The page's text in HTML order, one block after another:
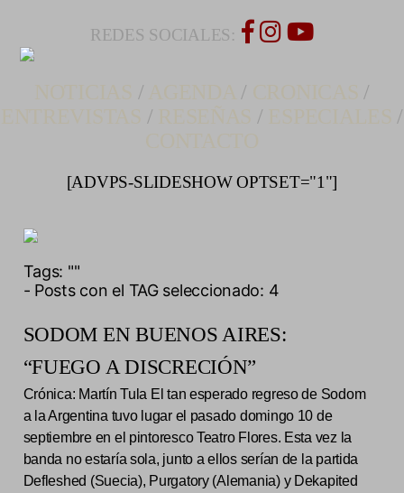
REDES SOCIALES:
/ /
/
/ /
/
[ADVPS-SLIDESHOW OPTSET="1"]
Tags: ""
- Posts con el TAG seleccionado: 4
SODOM EN BUENOS AIRES:
“FUEGO A DISCRECIÓN”
Crónica: Martín Tula El tan esperado regreso de Sodom
a la Argentina tuvo lugar el pasado domingo 10 de
septiembre en el pintoresco Teatro Flores. Esta vez la
banda no estaría sola, junto a ellos serían de la partida
Defleshed (Suecia), Purgatory (Alemania) y Dekapited